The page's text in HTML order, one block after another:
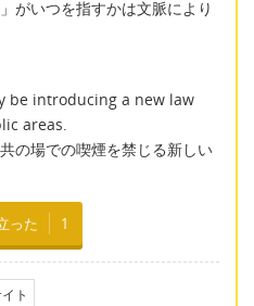
がいつを指すかは文脈により
be introducing a new law
areas.
の場での喫煙を禁じる新しい
った 1
ト